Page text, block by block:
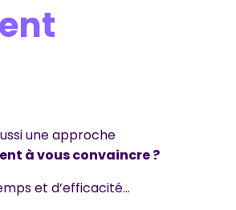
une approche
à vous convaincre ?
et d’efficacité…